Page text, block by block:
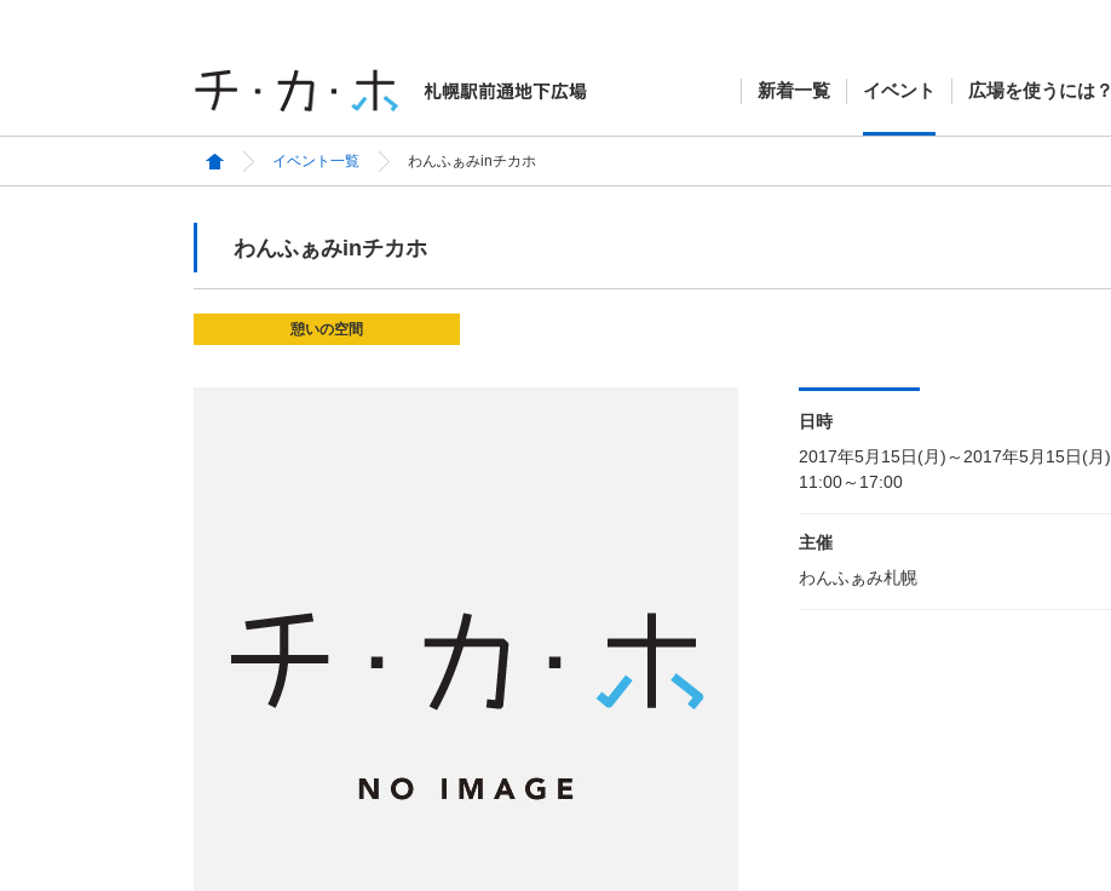
新着一覧 イベント 広場を使うには？
イベント一覧 わんふぁみinチカホ
わんふぁみinチカホ
憩いの空間
日時
2017年5月15日(月)～2017年5月15日(月)
11:00～17:00
主催
わんふぁみ札幌